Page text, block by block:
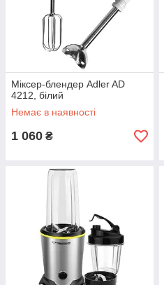
Міксер-блендер Adler AD
4212, білий
Немає в наявності
1 060 ₴